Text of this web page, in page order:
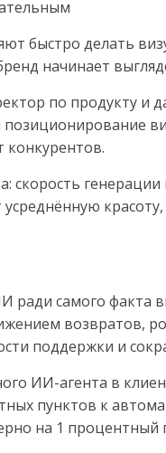
быстро делать
начинает
по продукту и
конкурентов.
скорость генерации
самого факта
возвратов,
поддержки и
ИИ-агента в
пунктов к
на 1 процентный